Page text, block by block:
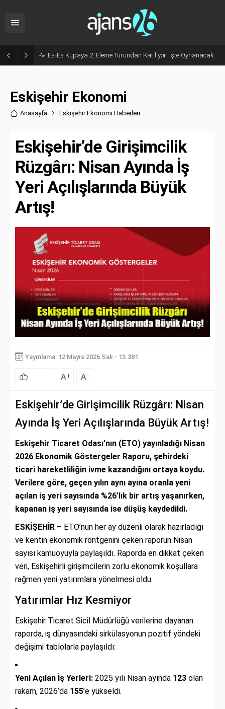
Milyonluk İhale, Sadece 30 Günlük Hizmet: Kentpark Yapay Plajı Açıldı!
Eskişehir Ekonomi
Anasayfa Eskişehir Ekonomi Haberleri
Eskişehir’de Girişimcilik
Rüzgârı: Nisan Ayında İş
Yeri Açılışlarında Büyük
Artış!
Yayınlama: 12 Mayıs 2026 Salı - 13.381
A+ A-
Eskişehir’de Girişimcilik Rüzgârı: Nisan
Ayında İş Yeri Açılışlarında Büyük Artış!
Eskişehir Ticaret Odası’nın (ETO) yayınladığı Nisan
2026 Ekonomik Göstergeler Raporu, şehirdeki
ticari hareketliliğin ivme kazandığını ortaya koydu.
Verilere göre, geçen yılın aynı ayına oranla yeni
açılan iş yeri sayısında %26’lık bir artış yaşanırken,
kapanan iş yeri sayısında ise düşüş kaydedildi.
ESKİŞEHİR – ETO’nun her ay düzenli olarak hazırladığı
ve kentin ekonomik röntgenini çeken raporun Nisan
sayısı kamuoyuyla paylaşıldı. Raporda en dikkat çeken
veri, Eskişehirli girişimcilerin zorlu ekonomik koşullara
rağmen yeni yatırımlara yönelmesi oldu.
Yatırımlar Hız Kesmiyor
Eskişehir Ticaret Sicil Müdürlüğü verilerine dayanan
raporda, iş dünyasındaki sirkülasyonun pozitif yöndeki
değişimi tablolarla paylaşıldı:
Yeni Açılan İş Yerleri: 2025 yılı Nisan ayında 123 olan
rakam, 2026’da 155’e yükseldi.